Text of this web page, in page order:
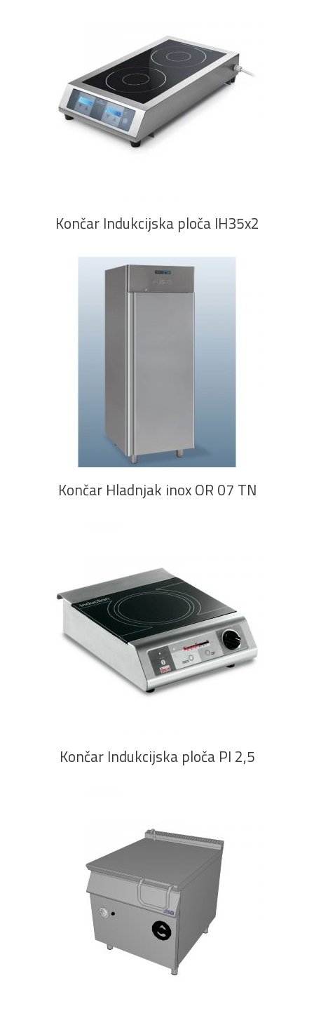
PROČITAJ VIŠE
Končar Indukcijska ploča IH35x2
Končar Hladnjak inox OR 07 TN
PROČITAJ VIŠE
Končar Indukcijska ploča PI 2,5
PROČITAJ VIŠE